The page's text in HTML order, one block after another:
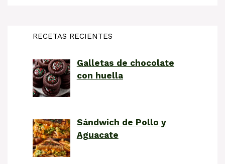
RECETAS RECIENTES
Galletas de chocolate
con huella
Sándwich de Pollo y
Aguacate